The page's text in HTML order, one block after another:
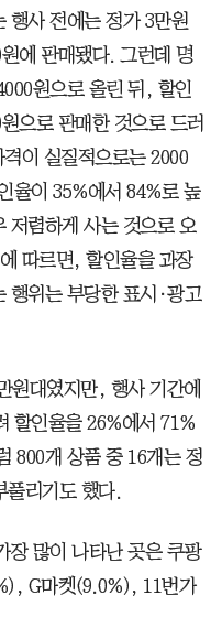
행사 전에는 정가 3만원
에 판매됐다. 그런데 명
원으로 올린 뒤, 할인
으로 판매한 것으로 드러
이 실질적으로는 2000
율이 35%에서 84%로 높
저렴하게 사는 것으로 오
따르면, 할인율을 과장
행위는 부당한 표시·광고
원대였지만, 행사 기간에
할인율을 26%에서 71%
800개 상품 중 16개는 정
풀리기도 했다.
장 많이 나타난 곳은 쿠팡
G마켓(9.0%), 11번가